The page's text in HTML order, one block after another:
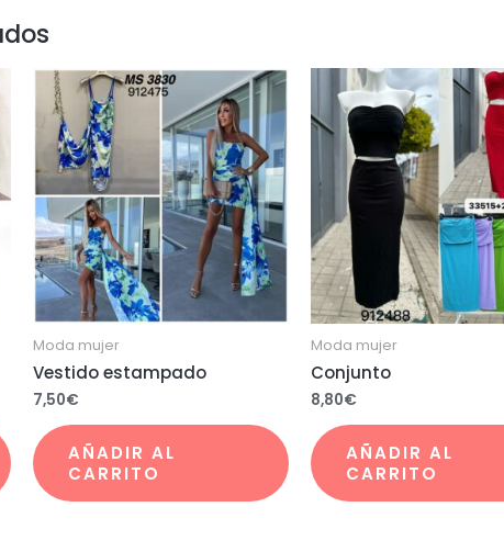
Moda mujer
Vestido estampado
7,50€
AÑADIR AL
CARRITO
Moda mujer
Conjunto
8,80€
AÑADIR AL
CARRITO